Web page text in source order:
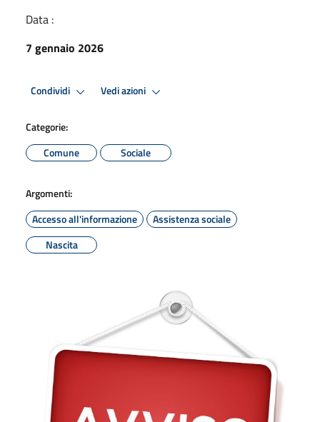
Data :
7 gennaio 2026
Condividi Vedi azioni
Categorie:
Comune
Sociale
Argomenti:
Accesso all'informazione
Assistenza sociale
Nascita